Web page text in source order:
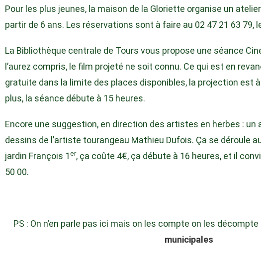
Pour les plus jeunes, la maison de la Gloriette organise un
partir de 6 ans. Les réservations sont à faire au 02 47 21 63 79,
La Bibliothèque centrale de Tours vous propose une séance
l’aurez compris, le film projeté ne soit connu. Ce qui est en
gratuite dans la limite des places disponibles, la projection est
plus, la séance débute à 15 heures.
Encore une suggestion, en direction des artistes en herbes : un
dessins de l’artiste tourangeau Mathieu Dufois. Ça se déroule
jardin François 1er, ça coûte 4€, ça débute à 16 heures, et il
50 00.
PS : On n’en parle pas ici maison les compteon les décompte
municipales